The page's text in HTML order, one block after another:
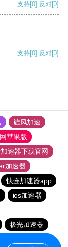
支持[0] 反对[0]
支持[0] 反对[0]
旋风加速
苹果版
速器下载官网
加速器
快连加速器app
ios加速器
极光加速器